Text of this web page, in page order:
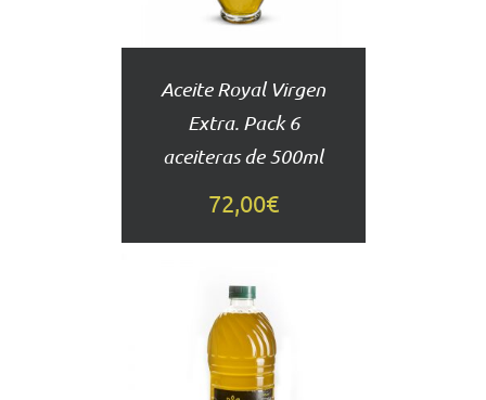
Aceite Royal Virgen
Extra. Pack 6
aceiteras de 500ml
72,00€
AÑADIR
AL
CARRITO